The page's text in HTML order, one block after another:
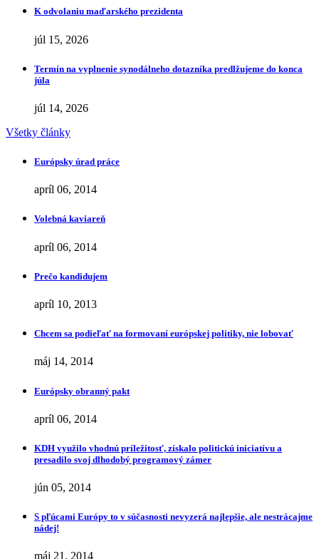
K odvolaniu maďarského prezidenta
júl 15, 2026
Termín na vyplnenie synodálneho dotazníka predlžujeme do konca
júla
júl 14, 2026
Všetky články
Európsky úrad práce
apríl 06, 2014
Volebná kaviareň
apríl 06, 2014
Prečo kandidujem
apríl 10, 2013
Chcem sa podieľať na formovaní európskej politiky, nie lobovať
máj 14, 2014
Európsky obranný pakt
apríl 06, 2014
KDH využilo vhodnú príležitosť, získalo politickú iniciatívu a
presadilo svoj dlhodobý programový zámer
jún 05, 2014
S pľúcami Európy to v súčasnosti nevyzerá najlepšie, ale nestrácajme
nádej!
máj 21, 2014